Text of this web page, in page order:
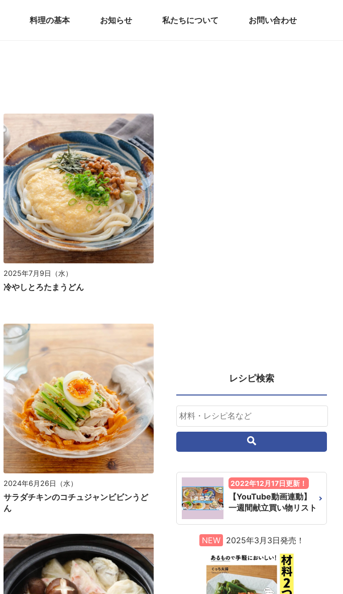
料理の基本 お知らせ 私たちについて お問い合わせ
2025年7月9日（水）
冷やしとろたまうどん
2024年6月26日（水）
サラダチキンのコチュジャンビビンうど
ん
レシピ検索
2022年12月17日更新！
【YouTube動画連動】
一週間献立買い物リスト
NEW 2025年3月3日発売！